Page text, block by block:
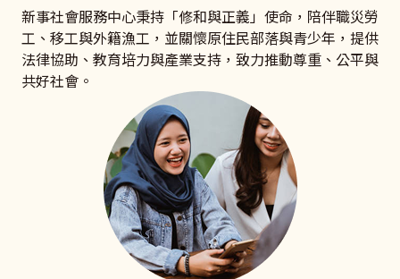
新事社會服務中心秉持「修和與正義」使命，陪伴職災勞
工、移工與外籍漁工，並關懷原住民部落與青少年，提供
法律協助、教育培力與產業支持，致力推動尊重、公平與
共好社會。